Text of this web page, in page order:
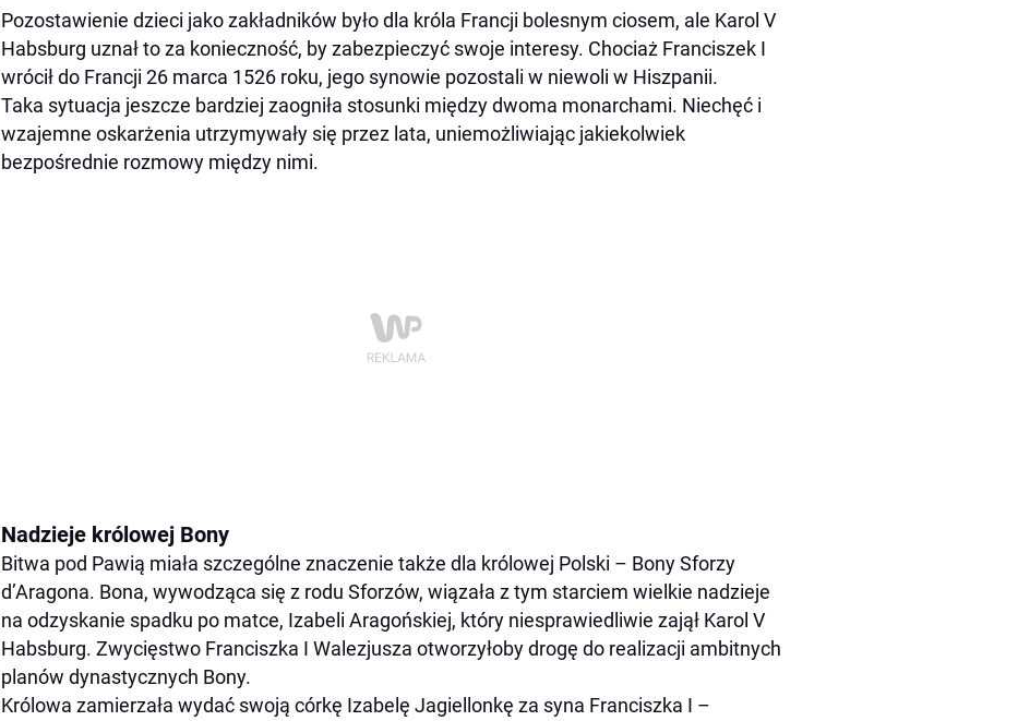
Pozostawienie dzieci jako zakładników było dla króla Francji bolesnym ciosem, ale Karol V
Habsburg uznał to za konieczność, by zabezpieczyć swoje interesy. Chociaż Franciszek I
wrócił do Francji 26 marca 1526 roku, jego synowie pozostali w niewoli w Hiszpanii.
Taka sytuacja jeszcze bardziej zaogniła stosunki między dwoma monarchami. Niechęć i
wzajemne oskarżenia utrzymywały się przez lata, uniemożliwiając jakiekolwiek
bezpośrednie rozmowy między nimi.
Nadzieje królowej Bony
Bitwa pod Pawią miała szczególne znaczenie także dla królowej Polski – Bony Sforzy
d’Aragona. Bona, wywodząca się z rodu Sforzów, wiązała z tym starciem wielkie nadzieje
na odzyskanie spadku po matce, Izabeli Aragońskiej, który niesprawiedliwie zajął Karol V
Habsburg. Zwycięstwo Franciszka I Walezjusza otworzyłoby drogę do realizacji ambitnych
planów dynastycznych Bony.
Królowa zamierzała wydać swoją córkę Izabelę Jagiellonkę za syna Franciszka I –